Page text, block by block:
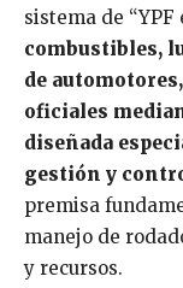
sistema de “YPF
combustibles,
de
oficiales
diseñada
gestión y
premisa
manejo de
y recursos.